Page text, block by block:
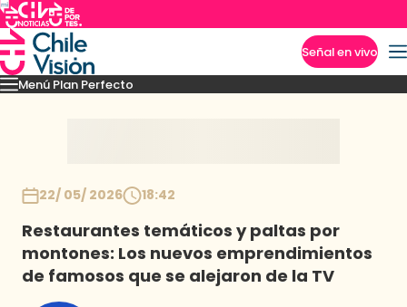
Señal en vivo
Menú Plan Perfecto
Momentos Capítulos Novedades
22/ 05/ 2026 18:42
Restaurantes temáticos y paltas por
montones: Los nuevos emprendimientos
de famosos que se alejaron de la TV
Imperdibles